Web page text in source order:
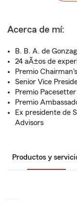
Acerca de mí:
B. B. A. de
24 aÃ±os de
Premio
Senior Vice
Premio Pacesetter
Premio
Ex presidente de
Advisors
Productos y